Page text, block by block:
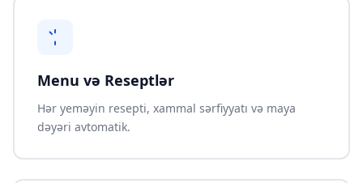
Menu və Reseptlər
Hər yeməyin resepti, xammal sərfiyyatı və maya
dəyəri avtomatik.